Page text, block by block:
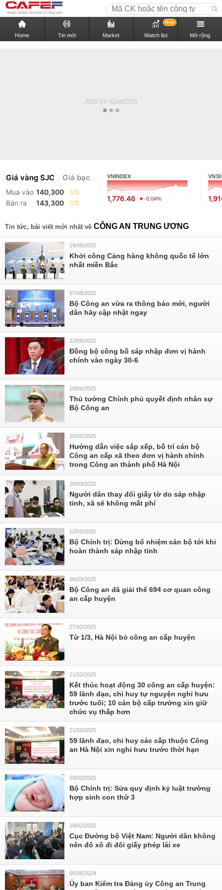
Home Tin mới Market Watch list
New
Mở rộng
Giá vàng SJC Giá bạc
Mua vào 140,300
0%
Bán ra
143,300 0%
VNINDEX
1,776.46 -0.04%
VN30
Tin tức, bài viết mới nhất về CÔNG AN TRUNG ƯƠNG
19/08/2025
Khởi công Cảng hàng không quốc tế lớn
nhất miền Bắc
07/08/2025
Bộ Công an vừa ra thông báo mới, người
dân hãy cập nhật ngay
22/06/2025
Đồng bộ công bố sáp nhập đơn vị hành
chính vào ngày 30-6
10/06/2025
Thủ tướng Chính phủ quyết định nhân sự
Bộ Công an
15/05/2025
Hướng dẫn việc sắp xếp, bố trí cán bộ
Công an cấp xã theo đơn vị hành chính
trong Công an thành phố Hà Nội
20/03/2025
Người dân thay đổi giấy tờ do sáp nhập
tỉnh, xã sẽ không mất phí
11/03/2025
Bộ Chính trị: Dừng bổ nhiệm cán bộ tới khi
hoàn thành sáp nhập tỉnh
06/03/2025
Bộ Công an đã giải thể 694 cơ quan công
an cấp huyện
27/02/2025
Từ 1/3, Hà Nội bỏ công an cấp huyện
21/02/2025
Kết thúc hoạt động 30 công an cấp huyện:
59 lãnh đạo, chỉ huy tự nguyện nghỉ hưu
trước tuổi; 10 cán bộ cấp trưởng xin giữ
chức vụ thấp hơn
21/02/2025
59 lãnh đạo, chỉ huy các cấp thuộc Công
an Hà Nội xin nghỉ hưu trước thời hạn
19/02/2025
Bộ Chính trị: Sửa quy định kỷ luật trường
hợp sinh con thứ 3
18/02/2025
Cục Đường bộ Việt Nam: Người dân không
nên đổ xô đi đổi giấy phép lái xe
05/06/2024
Ủy ban Kiểm tra Đảng ủy Công an Trung